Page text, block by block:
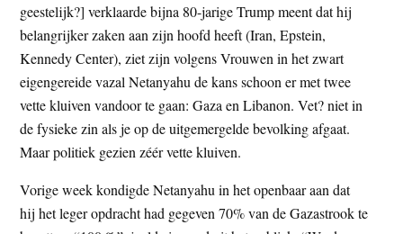
t
e
geestelijk?] verklaarde bijna 80-jarige Trump meent dat hij
belangrijker zaken aan zijn hoofd heeft (Iran, Epstein,
Kennedy Center), ziet zijn volgens Vrouwen in het zwart
eigengereide vazal Netanyahu de kans schoon er met twee
vette kluiven vandoor te gaan: Gaza en Libanon. Vet? niet in
de fysieke zin als je op de uitgemergelde bevolking afgaat.
Maar politiek gezien zéér vette kluiven.
Vorige week kondigde Netanyahu in het openbaar aan dat
hij het leger opdracht had gegeven 70% van de Gazastrook te